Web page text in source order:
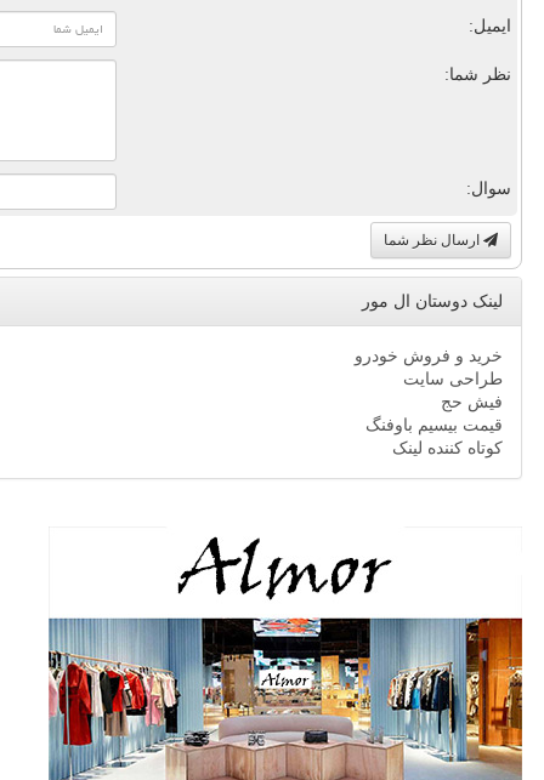
ایمیل:
نظر شما:
سوال:
ارسال نظر شما
لینک دوستان ال مور
خرید و فروش خودرو
طراحی سایت
فیش حج
قیمت بیسیم باوفنگ
کوتاه کننده لینک